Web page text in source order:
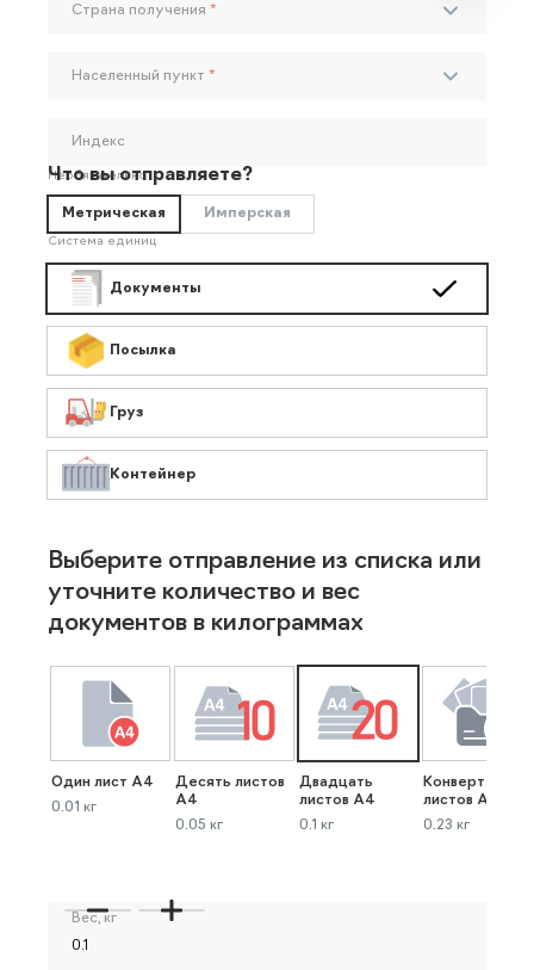
Страна получения *
Населенный пункт *
Индекс
Необязательно
Что вы отправляете?
Метрическая Имперская
Система единиц
Документы
Посылка
Груз
Контейнер
Выберите отправление из списка или
уточните количество и вес
документов в килограммах
Один лист А4
0.01 кг
Десять листов
А4
0.05 кг
Двадцать
листов А4
0.1 кг
Конверт до 40
листов А4
0.23 кг
Вес, кг